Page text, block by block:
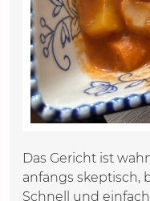
Das Gericht ist
anfangs skeptisch,
Schnell und